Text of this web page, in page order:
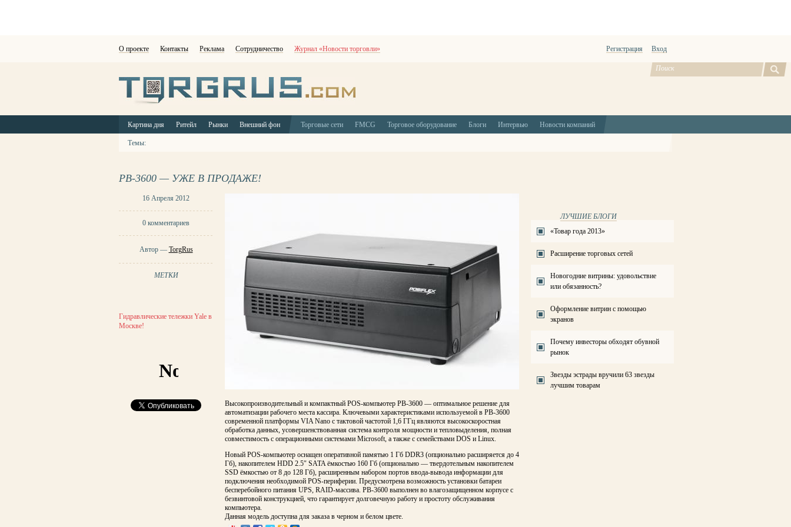
О проекте Контакты Реклама Сотрудничество Журнал «Новости торговли» Регистрация Вход
Картина дня Ритейл Рынки Внешний фон Торговые сети FMCG Торговое оборудование Блоги Интервью Новости компаний
Темы:
PB-3600 — УЖЕ В ПРОДАЖЕ!
16 Апреля 2012
0 комментариев
Автор — TorgRus
МЕТКИ
Гидравлические тележки Yale в
Москве!
Высокопроизводительный и компактный POS-компьютер PB-3600 — оптимальное решение для
автоматизации рабочего места кассира. Ключевыми характеристиками используемой в PB-3600
современной платформы VIA Nano с тактовой частотой 1,6 ГГц являются высокоскоростная
обработка данных, усовершенствованная система контроля мощности и тепловыделения, полная
совместимость с операционными системами Microsoft, а также с семействами DOS и Linux.
Новый POS-компьютер оснащен оперативной памятью 1 Гб DDR3 (опционально расширяется до 4
Гб), накопителем HDD 2.5″ SATA ёмкостью 160 Гб (опционально — твердотельным накопителем
SSD ёмкостью от 8 до 128 Гб), расширенным набором портов ввода-вывода информации для
подключения необходимой POS-периферии. Предусмотрена возможность установки батареи
бесперебойного питания UPS, RAID-массива. PB-3600 выполнен во влагозащищенном корпусе с
безвинтовой конструкцией, что гарантирует долговечную работу и простоту обслуживания
компьютера.
Данная модель доступна для заказа в черном и белом цвете.
ЛУЧШИЕ БЛОГИ
«Товар года 2013»
Расширение торговых сетей
Новогодние витрины: удовольствие
или обязанность?
Оформление витрин с помощью
экранов
Почему инвесторы обходят обувной
рынок
Звезды эстрады вручили 63 звезды
лучшим товарам